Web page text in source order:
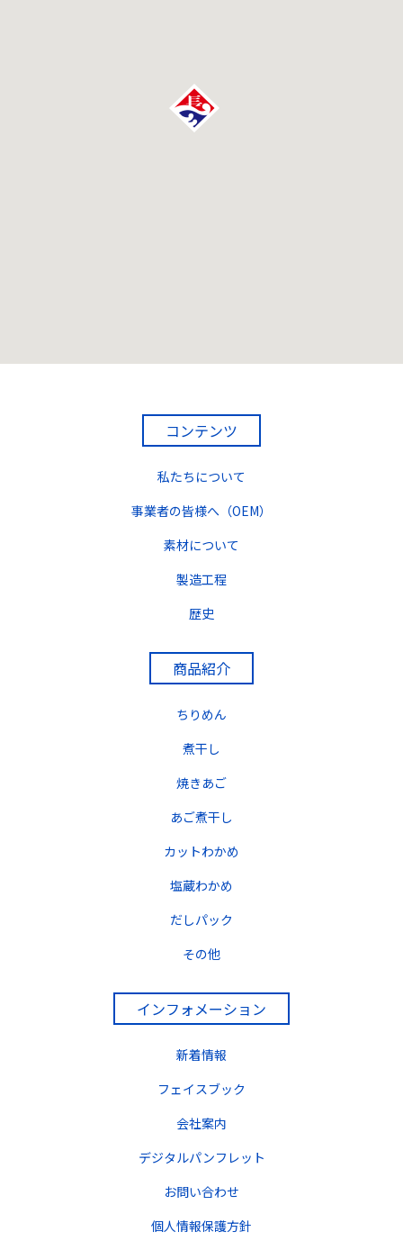
コンテンツ
私たちについて
事業者の皆様へ（OEM）
素材について
製造工程
歴史
商品紹介
ちりめん
煮干し
焼きあご
あご煮干し
カットわかめ
塩蔵わかめ
だしパック
その他
インフォメーション
新着情報
フェイスブック
会社案内
デジタルパンフレット
お問い合わせ
個人情報保護方針